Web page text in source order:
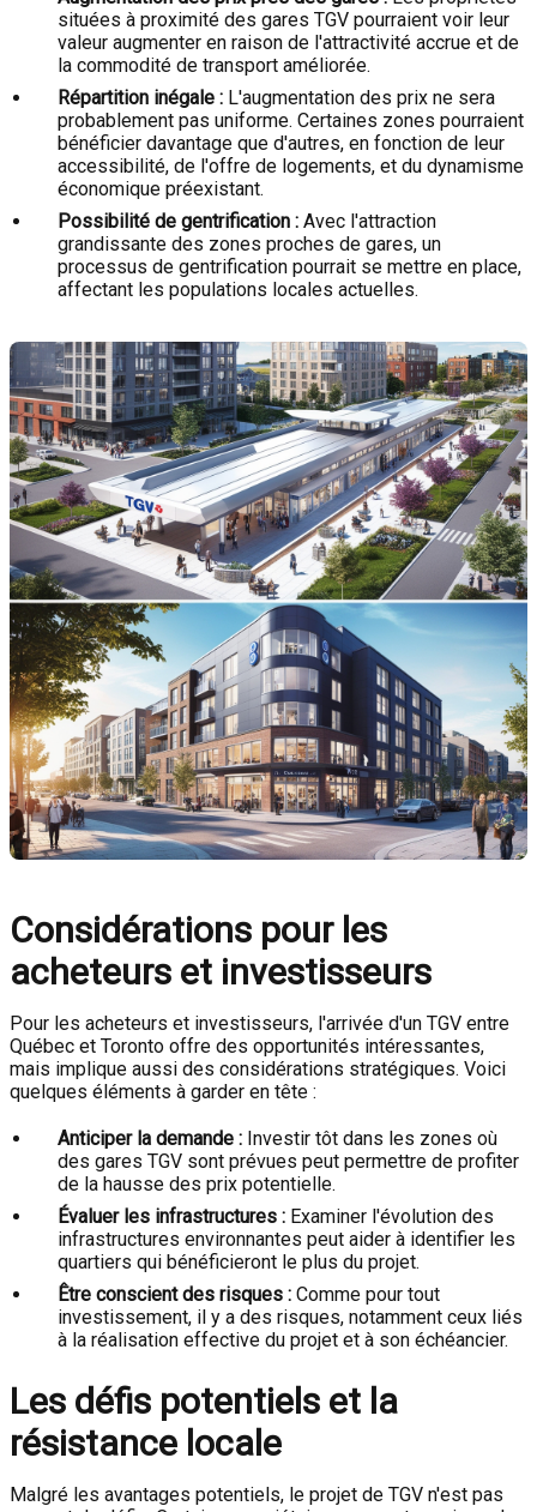
situées à proximité des gares TGV pourraient voir leur
valeur augmenter en raison de l'attractivité accrue et de
la commodité de transport améliorée.
Répartition inégale : L'augmentation des prix ne sera
probablement pas uniforme. Certaines zones pourraient
bénéficier davantage que d'autres, en fonction de leur
accessibilité, de l'offre de logements, et du dynamisme
économique préexistant.
Possibilité de gentrification : Avec l'attraction
grandissante des zones proches de gares, un
processus de gentrification pourrait se mettre en place,
affectant les populations locales actuelles.
Considérations pour les
acheteurs et investisseurs
Pour les acheteurs et investisseurs, l'arrivée d'un TGV entre
Québec et Toronto offre des opportunités intéressantes,
mais implique aussi des considérations stratégiques. Voici
quelques éléments à garder en tête :
Anticiper la demande : Investir tôt dans les zones où
des gares TGV sont prévues peut permettre de profiter
de la hausse des prix potentielle.
Évaluer les infrastructures : Examiner l'évolution des
infrastructures environnantes peut aider à identifier les
quartiers qui bénéficieront le plus du projet.
Être conscient des risques : Comme pour tout
investissement, il y a des risques, notamment ceux liés
à la réalisation effective du projet et à son échéancier.
Les défis potentiels et la
résistance locale
Malgré les avantages potentiels, le projet de TGV n'est pas